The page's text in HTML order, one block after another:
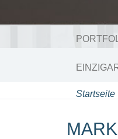
Startseite